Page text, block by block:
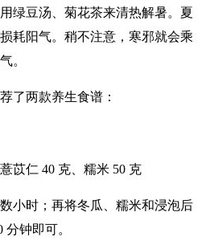
绿豆汤、菊花茶来清热解暑。夏
耗阳气。稍不注意，寒邪就会乘
。
了两款养生食谱：
苡仁 40 克、糯米 50 克
小时；再将冬瓜、糯米和浸泡后
钟即可。